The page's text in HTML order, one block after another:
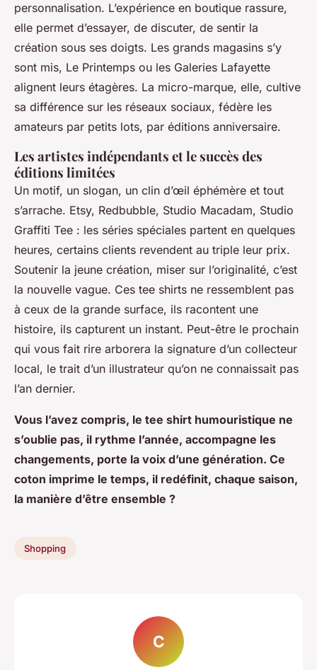
personnalisation. L’expérience en boutique rassure,
elle permet d’essayer, de discuter, de sentir la
création sous ses doigts. Les grands magasins s’y
sont mis, Le Printemps ou les Galeries Lafayette
alignent leurs étagères. La micro-marque, elle, cultive
sa différence sur les réseaux sociaux, fédère les
amateurs par petits lots, par éditions anniversaire.
Les artistes indépendants et le succès des
éditions limitées
Un motif, un slogan, un clin d’œil éphémère et tout
s’arrache. Etsy, Redbubble, Studio Macadam, Studio
Graffiti Tee : les séries spéciales partent en quelques
heures, certains clients revendent au triple leur prix.
Soutenir la jeune création, miser sur l’originalité, c’est
la nouvelle vague. Ces tee shirts ne ressemblent pas
à ceux de la grande surface, ils racontent une
histoire, ils capturent un instant. Peut-être le prochain
qui vous fait rire arborera la signature d’un collecteur
local, le trait d’un illustrateur qu’on ne connaissait pas
l’an dernier.
Vous l’avez compris, le tee shirt humouristique ne
s’oublie pas, il rythme l’année, accompagne les
changements, porte la voix d’une génération. Ce
coton imprime le temps, il redéfinit, chaque saison,
la manière d’être ensemble ?
Shopping
C